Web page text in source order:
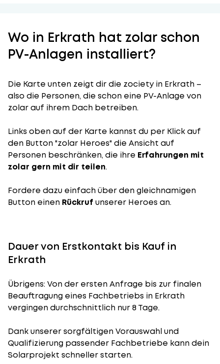
Wo in Erkrath hat zolar schon
PV-Anlagen installiert?
Die Karte unten zeigt dir die zociety in Erkrath –
also die Personen, die schon eine PV-Anlage von
zolar auf ihrem Dach betreiben.
Links oben auf der Karte kannst du per Klick auf
den Button "zolar Heroes" die Ansicht auf
Personen beschränken, die ihre Erfahrungen mit
zolar gern mit dir teilen.
Fordere dazu einfach über den gleichnamigen
Button einen Rückruf unserer Heroes an.
Dauer von Erstkontakt bis Kauf in
Erkrath
Übrigens: Von der ersten Anfrage bis zur finalen
Beauftragung eines Fachbetriebs in Erkrath
vergingen durchschnittlich nur 8 Tage.
Dank unserer sorgfältigen Vorauswahl und
Qualifizierung passender Fachbetriebe kann dein
Solarprojekt schneller starten.